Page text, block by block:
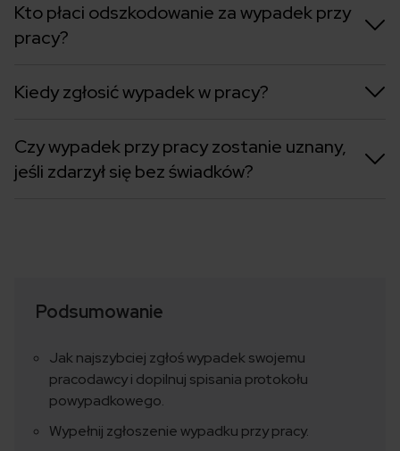
Kto płaci odszkodowanie za wypadek przy
pracy?
Kiedy zgłosić wypadek w pracy?
Czy wypadek przy pracy zostanie uznany,
jeśli zdarzył się bez świadków?
Podsumowanie
Jak najszybciej zgłoś wypadek swojemu
pracodawcy i dopilnuj spisania protokołu
powypadkowego.
Wypełnij zgłoszenie wypadku przy pracy.